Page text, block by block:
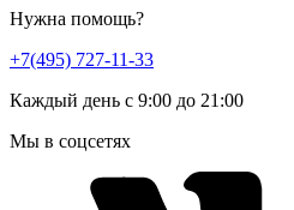
Нужна помощь?
+7(495) 727-11-33
Каждый день с 9:00 до 21:00
Мы в соцсетях